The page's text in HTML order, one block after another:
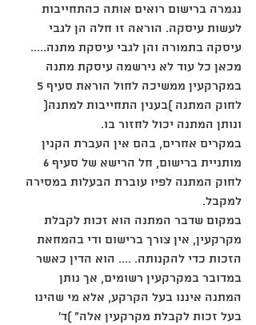
נגמרה ברישום רואים אותה כהתחייבות
לעשות עיסקה. הוראה זו חלה הן לגבי
עיסקה בתמורה והן לגבי עיסקת מתנה.....
מכאן כל עוד לא נירשמה עיסקת מתנה
במקרקעין ממשיכה לחול הוראת סעיף 5
לחוק המתנה )בענין התחייבות למתנה(
ונותן המתנה יכול לחזור בו.
במקרים אחרים, בהם אין העברת הקנין
מותניית ברישום, חל הרישא של סעיף 6
לחוק המתנה לפיו עוברת הבעלות במסירה
למקבל.
במקום שדבר המתנה הוא זכות לקבלת
מקרקעין, אין צורך ברישום ודי בהמחאת
הזכות כדי להקנותה. .... הוא הדין כאשר
במדובר במקרקעין רשומים, אך נותן
המתנה איננו בעל הקרקע, אלא מי שהינו
בעל זכות לקבלת מקרקעין אלה" )ד'